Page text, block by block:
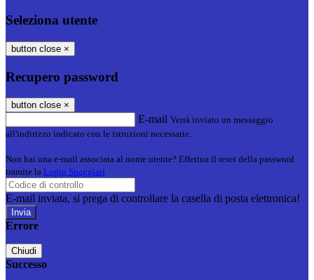
Seleziona utente
button close ×
Recupero password
button close ×
E-mail Verrà inviato un messaggio
all'indirizzo indicato con le istruzioni necessarie.
Non hai una e-mail associata al nome utente? Effettua il reset della password
tramite la Login Spaggiari
E-mail inviata, si prega di controllare la casella di posta elettronica!
Errore
Chiudi
Successo